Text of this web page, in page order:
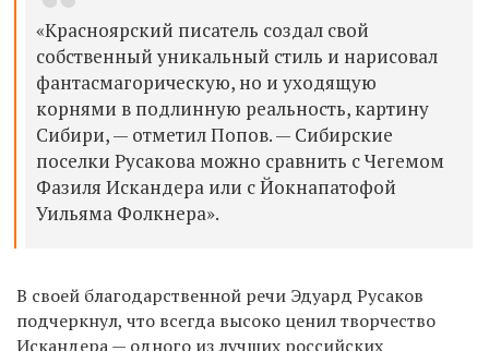
«Красноярский писатель создал свой
собственный уникальный стиль и нарисовал
фантасмагорическую, но и уходящую
корнями в подлинную реальность, картину
Сибири, — отметил Попов. — Сибирские
поселки Русакова можно сравнить с Чегемом
Фазиля Искандера или с Йокнапатофой
Уильяма Фолкнера».
В своей благодарственной речи Эдуард Русаков
подчеркнул, что всегда высоко ценил творчество
Искандера — одного из лучших российских